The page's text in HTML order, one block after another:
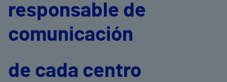
responsable de
comunicación
de cada centro